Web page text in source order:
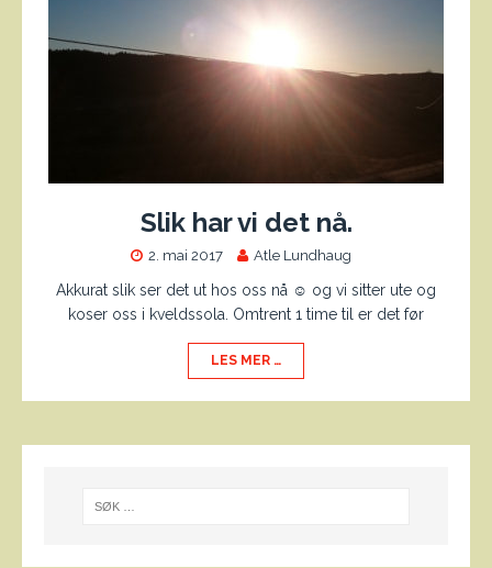
Slik har vi det nå.
2. mai 2017 Atle Lundhaug
Akkurat slik ser det ut hos oss nå ☺ og vi sitter ute og
koser oss i kveldssola. Omtrent 1 time til er det før
LES MER …